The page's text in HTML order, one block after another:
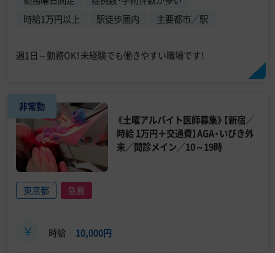
時給1万円以上
駅徒歩圏内 主要都市／駅
週1日～勤務OK！未経験でも働きやすい職場です！
非常勤
《土曜アルバイト医師募集》【新宿／
時給 1万円＋交通費】AGA・いびき外
来／問診メイン／10～19時
東京都 急募
時給 10,000円